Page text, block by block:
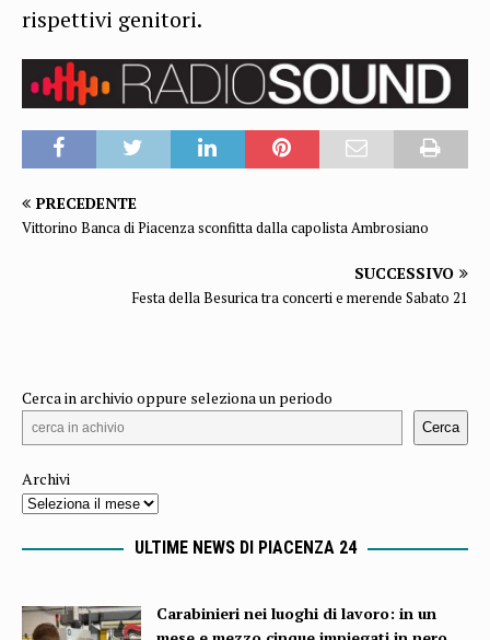
rispettivi genitori.
PRECEDENTE
Vittorino Banca di Piacenza sconfitta dalla capolista Ambrosiano
SUCCESSIVO
Festa della Besurica tra concerti e merende Sabato 21
Cerca in archivio oppure seleziona un periodo
Cerca
Archivi
ULTIME NEWS DI PIACENZA 24
Carabinieri nei luoghi di lavoro: in un